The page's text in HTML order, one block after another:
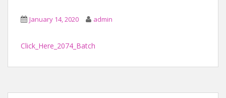
January 14, 2020 admin
Click_Here_2074_Batch